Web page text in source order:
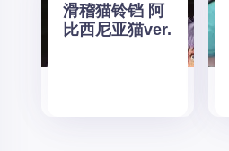
滑稽猫铃铛 阿
比西尼亚猫ver.